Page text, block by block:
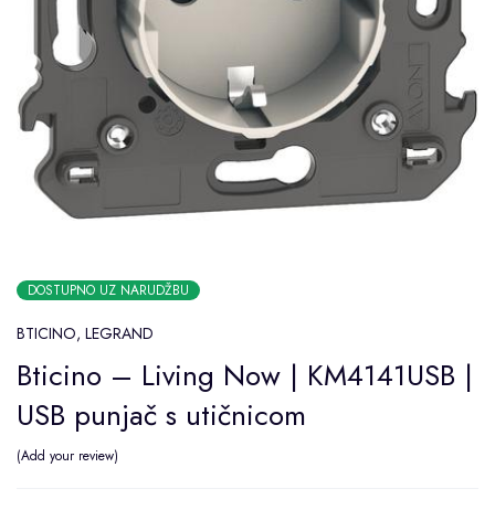
DOSTUPNO UZ NARUDŽBU
BTICINO, LEGRAND
Bticino – Living Now | KM4141USB |
USB punjač s utičnicom
Add your review